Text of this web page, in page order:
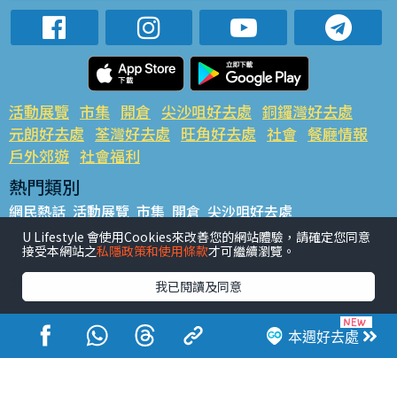
本週好去處
活動展覽 市集 開倉 尖沙咀好去處 銅鑼灣好去處
元朗好去處 荃灣好去處 旺角好去處 社會 餐廳情報
戶外郊遊 社會福利
熱門類別
網民熱話 活動展覽 市集 開倉 尖沙咀好去處
銅鑼灣好去處 元朗好去處 荃灣好去處 旺角好去處 社會
餐廳情報 戶外郊遊
熱門標籤
#UGO搵好去處 #人氣活動推介 #美食社群熱話
#親子玩樂好去處
#ULifestyle應用程式
#限時搶
#UJetso禮物放送
#ULifestyle商戶中心 #著數 #網絡熱話
U Lifestyle 會使用Cookies來改善您的網站體驗，請確定您同意
接受本網站之私隱政策和使用條款才可繼續瀏覽。
我已閱讀及同意